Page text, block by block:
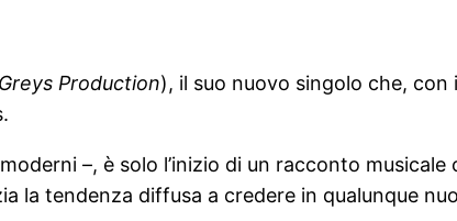
Greys Production), il suo nuovo singolo che, con
–, è solo l’inizio di un racconto musicale
la tendenza diffusa a credere in qualunque